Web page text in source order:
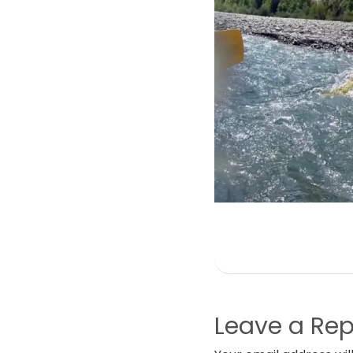
Leave a